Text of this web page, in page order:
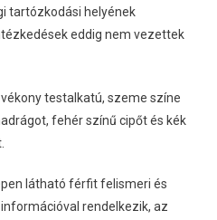
tartózkodási helyének
eddig nem vezettek
testalkatú, szeme színe
fehér színű cipőt és kék
látható férfit felismeri és
rendelkezik, az